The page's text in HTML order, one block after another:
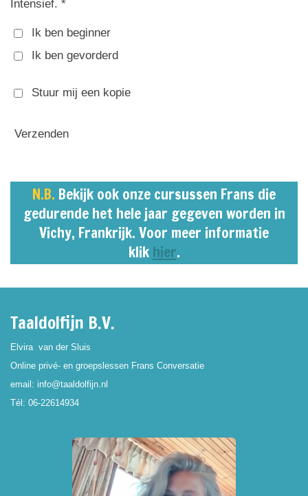
Intensief. *
Ik ben beginner
Ik ben gevorderd
Stuur mij een kopie
Verzenden
N.B. Bekijk ook onze cursussen Frans die
gedurende het hele jaar gegeven worden in
Vichy, Frankrijk. Voor meer informatie
klik hier.
Taaldolfijn B.V.
Elvira van der Sluis
Online privé- en groepslessen Frans Conversatie
email: info@taaldolfijn.nl
Tél: 06-22614934